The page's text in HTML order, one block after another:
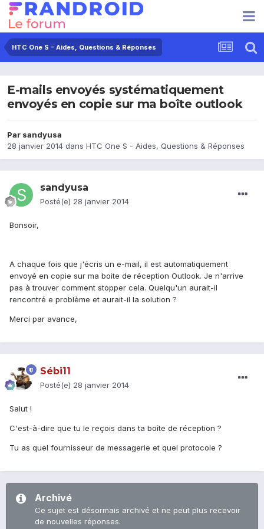
HTC One S - Aides, Questions & Réponses
E-mails envoyés systématiquement
envoyés en copie sur ma boîte outlook
Par sandyusa
28 janvier 2014 dans HTC One S - Aides, Questions & Réponses
sandyusa
Posté(e) 28 janvier 2014
Bonsoir,
A chaque fois que j'écris un e-mail, il est automatiquement
envoyé en copie sur ma boite de réception Outlook. Je n'arrive
pas à trouver comment stopper cela. Quelqu'un aurait-il
rencontré e problème et aurait-il la solution ?
Merci par avance,
Sébi11
Posté(e) 28 janvier 2014
Salut !
C'est-à-dire que tu le reçois dans ta boîte de réception ?
Tu as quel fournisseur de messagerie et quel protocole ?
Archivé
Ce sujet est désormais archivé et ne peut plus recevoir
de nouvelles réponses.